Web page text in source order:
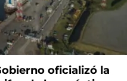
oficializó la